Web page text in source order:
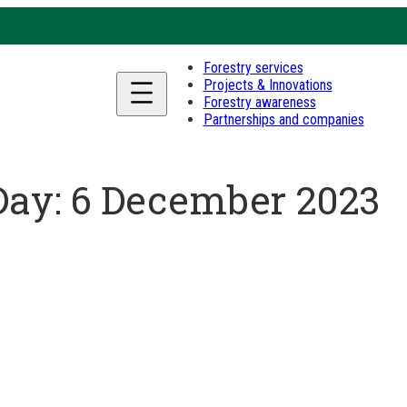
Forestry services
Projects & Innovations
Forestry awareness
Partnerships and companies
6 December 2023